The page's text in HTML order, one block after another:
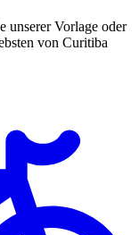
unserer Vorlage oder
von Curitiba